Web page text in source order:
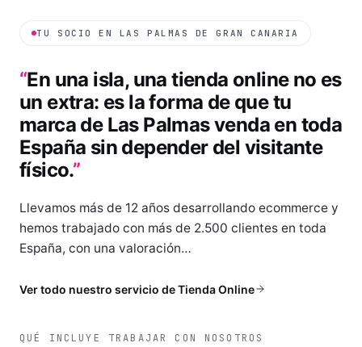
TU SOCIO EN LAS PALMAS DE GRAN CANARIA
“En una isla, una tienda online no es
un extra: es la forma de que tu
marca de Las Palmas venda en toda
España sin depender del visitante
físico.”
Llevamos más de 12 años desarrollando ecommerce y
hemos trabajado con más de 2.500 clientes en toda
España, con una valoración…
Ver todo nuestro servicio deTienda Online
QUÉ INCLUYE TRABAJAR CON NOSOTROS